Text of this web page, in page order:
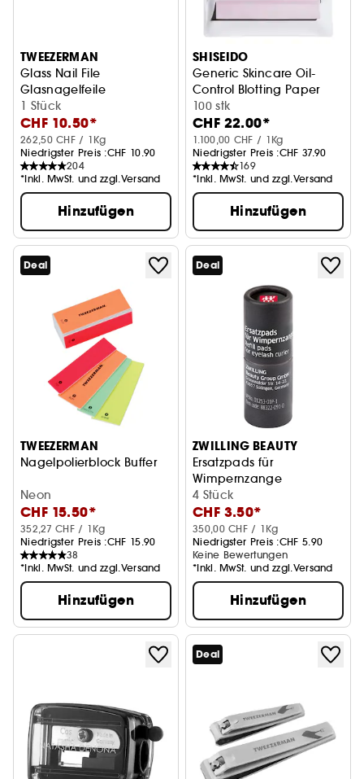
TWEEZERMAN
Glass Nail File
Glasnagelfeile
1 Stück
CHF 10.50*
262,50 CHF / 1Kg
Niedrigster Preis :CHF 10.90
204
*Inkl. MwSt. und zzgl.Versand
Hinzufügen
SHISEIDO
Generic Skincare Oil-
Control Blotting Paper
100 stk
CHF 22.00*
1.100,00 CHF / 1Kg
Niedrigster Preis :CHF 37.90
169
*Inkl. MwSt. und zzgl.Versand
Hinzufügen
Deal
TWEEZERMAN
Nagelpolierblock Buffer
Neon
CHF 15.50*
352,27 CHF / 1Kg
Niedrigster Preis :CHF 15.90
38
*Inkl. MwSt. und zzgl.Versand
Hinzufügen
Deal
ZWILLING BEAUTY
Ersatzpads für
Wimpernzange
4 Stück
CHF 3.50*
350,00 CHF / 1Kg
Niedrigster Preis :CHF 5.90
Keine Bewertungen
*Inkl. MwSt. und zzgl.Versand
Hinzufügen
Deal